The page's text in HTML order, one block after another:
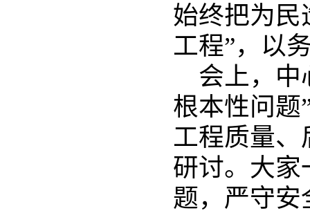
始终把为民
工程”，以
会上，中
根本性问题
工程质量
研讨。大家
题，严守安